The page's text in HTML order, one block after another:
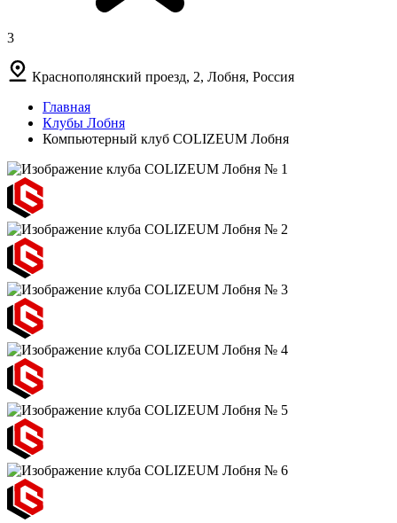
3
Краснополянский проезд, 2, Лобня, Россия
Главная
Клубы Лобня
Компьютерный клуб COLIZEUM Лобня